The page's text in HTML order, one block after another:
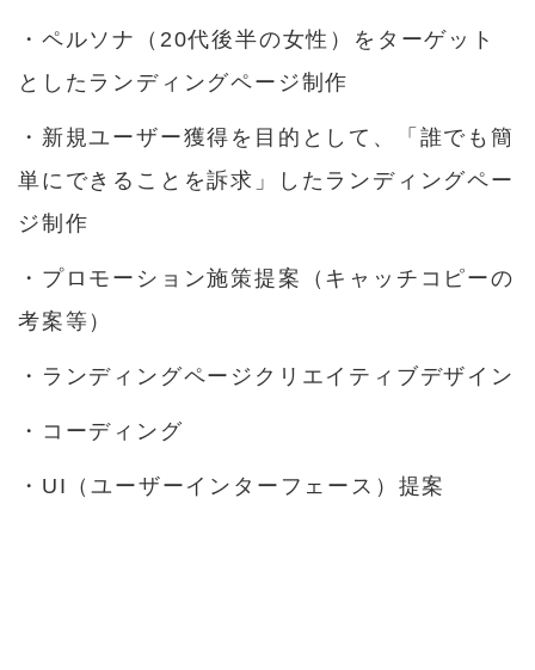
・ペルソナ（20代後半の女性）をターゲット
としたランディングページ制作
・新規ユーザー獲得を目的として、「誰でも簡
単にできることを訴求」したランディングペー
ジ制作
・プロモーション施策提案（キャッチコピーの
考案等）
・ランディングページクリエイティブデザイン
・コーディング
・UI（ユーザーインターフェース）提案